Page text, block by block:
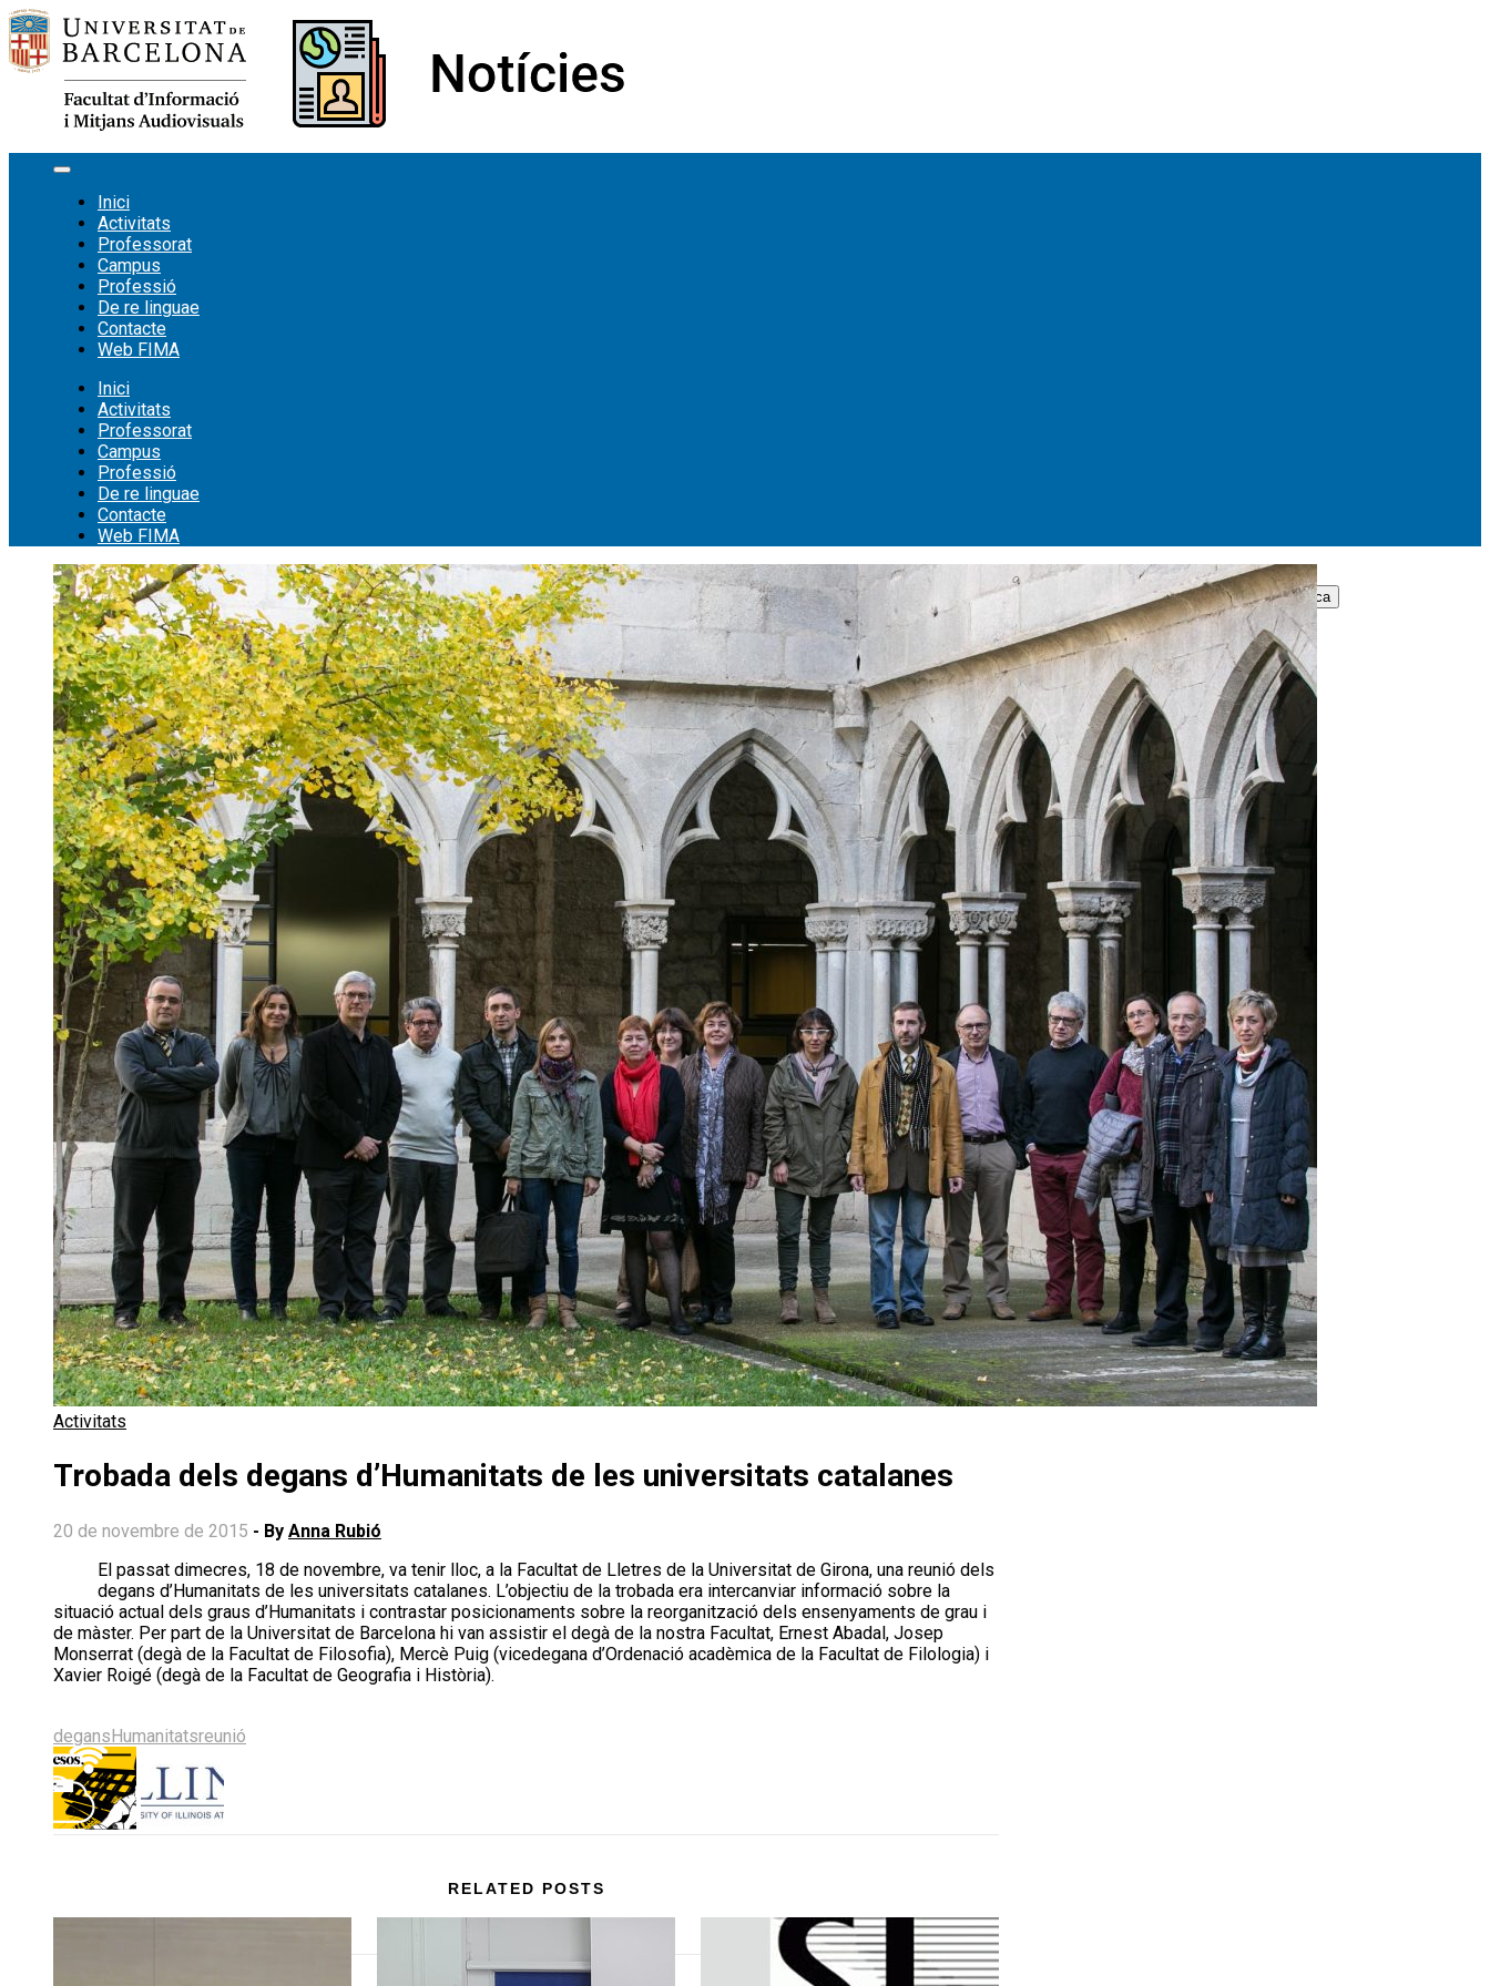
Vés
al
contingut
Inici
Activitats
Professorat
Campus
Professió
De re linguae
Contacte
Web FIMA
Inici
Activitats
Professorat
Campus
Professió
De re linguae
Contacte
Web FIMA
Activitats
Trobada dels degans d’Humanitats de les universitats catalanes
20 de novembre de 2015 - By Anna Rubió
El passat dimecres, 18 de novembre, va tenir lloc, a la Facultat de Lletres de la Universitat de Girona, una reunió dels
degans d’Humanitats de les universitats catalanes. L’objectiu de la trobada era intercanviar informació sobre la
situació actual dels graus d’Humanitats i contrastar posicionaments sobre la reorganització dels ensenyaments de grau i
de màster. Per part de la Universitat de Barcelona hi van assistir el degà de la nostra Facultat, Ernest Abadal, Josep
Monserrat (degà de la Facultat de Filosofia), Mercè Puig (vicedegana d’Ordenació acadèmica de la Facultat de Filologia) i
Xavier Roigé (degà de la Facultat de Geografia i Història).
on
X
(Twitter)
on
on
on
degans Humanitatsreunió
RELATED POSTS